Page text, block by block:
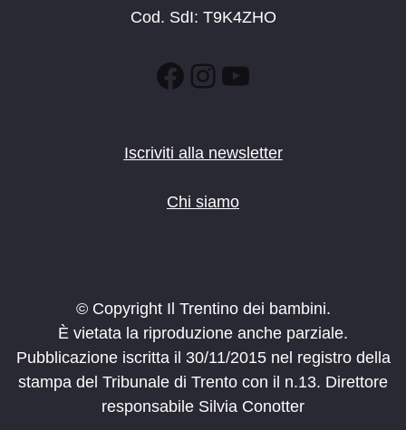
Cod. SdI: T9K4ZHO
Facebook
Instagram
YouTube
Iscriviti alla newsletter
Chi siamo
© Copyright Il Trentino dei bambini.
È vietata la riproduzione anche parziale.
Pubblicazione iscritta il 30/11/2015 nel registro della
stampa del Tribunale di Trento con il n.13. Direttore
responsabile Silvia Conotter